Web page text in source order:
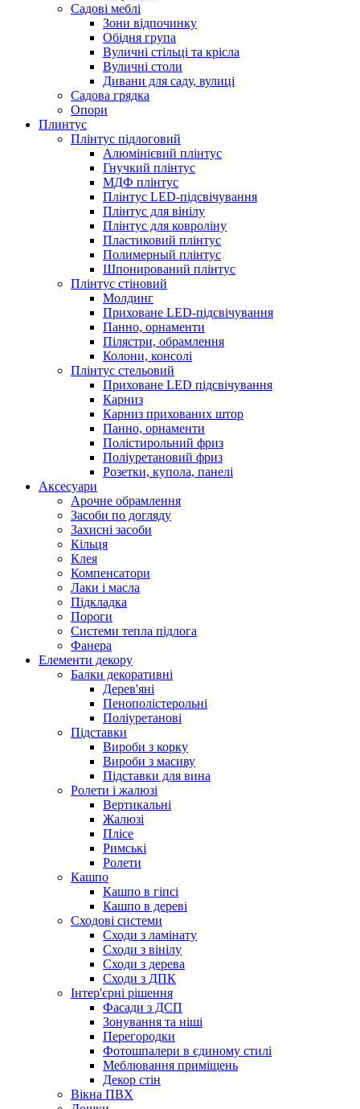
Садові меблі
Зони відпочинку
Обідня група
Вуличні стільці та крісла
Вуличні столи
Дивани для саду, вулиці
Садова грядка
Опори
Плинтус
Плінтус підлоговий
Алюмінієвий плінтус
Гнучкий плінтус
МДФ плінтус
Плінтус LED-підсвічування
Плінтус для вінілу
Плінтус для ковроліну
Пластиковий плінтус
Полимерный плінтус
Шпонирований плінтус
Плінтус стіновий
Молдинг
Приховане LED-підсвічування
Панно, орнаменти
Пілястри, обрамлення
Колони, консолі
Плінтус стельовий
Приховане LED підсвічування
Карниз
Карниз прихованих штор
Панно, орнаменти
Полістирольний фриз
Поліуретановий фриз
Розетки, купола, панелі
Аксесуари
Арочне обрамлення
Засоби по догляду
Захисні засоби
Кільця
Клея
Компенсатори
Лаки і масла
Підкладка
Пороги
Системи тепла підлога
Фанера
Елементи декору
Балки декоративні
Дерев'яні
Пенополістерольні
Поліуретанові
Підставки
Вироби з корку
Вироби з масиву
Підставки для вина
Ролети і жалюзі
Вертикальні
Жалюзі
Плісе
Римські
Ролети
Кашпо
Кашпо в гіпсі
Кашпо в дереві
Сходові системи
Сходи з ламінату
Сходи з вінілу
Сходи з дерева
Сходи з ДПК
Інтер'єрні рішення
Фасади з ДСП
Зонування та ніші
Перегородки
Фотошпалери в єдиному стилі
Меблювання приміщень
Декор стін
Вікна ПВХ